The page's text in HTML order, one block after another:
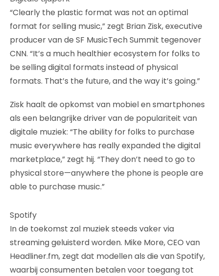
“Clearly the plastic format was not an optimal
format for selling music,” zegt Brian Zisk, executive
producer van de SF MusicTech Summit tegenover
CNN. “It’s a much healthier ecosystem for folks to
be selling digital formats instead of physical
formats. That’s the future, and the way it’s going.”
Zisk haalt de opkomst van mobiel en smartphones
als een belangrijke driver van de populariteit van
digitale muziek: “The ability for folks to purchase
music everywhere has really expanded the digital
marketplace,” zegt hij. “They don’t need to go to
physical store—anywhere the phone is people are
able to purchase music.”
Spotify
In de toekomst zal muziek steeds vaker via
streaming geluisterd worden. Mike More, CEO van
Headliner.fm, zegt dat modellen als die van Spotify,
waarbij consumenten betalen voor toegang tot